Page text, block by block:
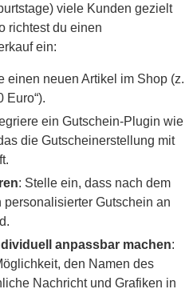
viele Kunden gezielt
richtest du einen
ein:
einen neuen Artikel im Shop (z.
Euro“).
ein Gutschein-Plugin wie
die Gutscheinerstellung mit
: Stelle ein, dass nach dem
Gutschein an
anpassbar machen:
den Namen des
Nachricht und Grafiken in